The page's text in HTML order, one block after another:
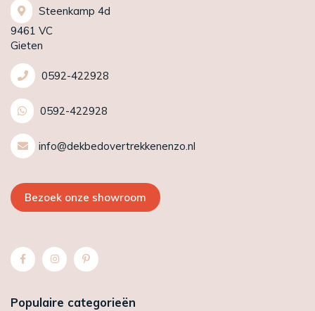
Steenkamp 4d
9461 VC
Gieten
0592-422928
0592-422928
info@dekbedovertrekkenenzo.nl
Bezoek onze showroom
Populaire categorieën